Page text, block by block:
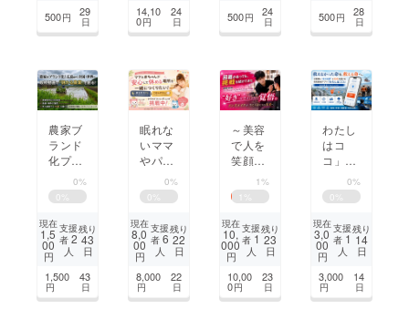
500円 29
日
新しい
仕組み
14,10
0円
24
日 500円 24
日 500円 28
日
農家ブ
ランド
化プロ
ジェク
ト：発
信型E
Cで創
る食の
未来
0%
0
現在
1,5
00
円
支援
者2
人
残り
43
日
1,500
円
43
日
眠れな
いママ
やパパ
が少し
でも眠
れる場
所を。
“もぐ
もぐと
ぶ” は
じめの
0%
0
現在
8,0
00
円
支援
者6
人
残り
22
日
8,000
円
22
日
～美容
で人を
笑顔に
ンズ美
容”が
広がる
未来
へ！！
子の挑
戦！！
1%
1
現在
10,
000
円
支援
者1
人
残り
23
日
10,00
0円
23
日
わたし
はコ
コ」-
防災救
命アプ
リの救
助支援
システ
ムを社
証-
0%
0
現在
3,0
00
円
支援
者1
人
残り
14
日
3,000
円
14
日